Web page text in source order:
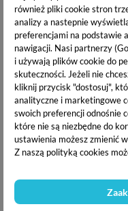
również pliki cookie stron
analizy a nastepnie
preferencjami na podstawie
nawigacji. Nasi partnerzy
i używają plików cookie do
skuteczności. Jeżeli nie
kliknij przycisk "dostosuj",
analityczne i marketingowe
swoich preferencji odnośnie
które nie są niezbędne do
ustawienia możesz zmienić
Z naszą polityką cookies
24h
OPIS PRODUKTU
DANE TECHNICZNE